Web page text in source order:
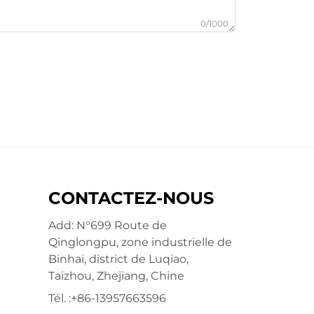
0/1000
CONTACTEZ-NOUS
Add: N°699 Route de
Qinglongpu, zone industrielle de
Binhai, district de Luqiao,
Taizhou, Zhejiang, Chine
Tél. :+86-13957663596